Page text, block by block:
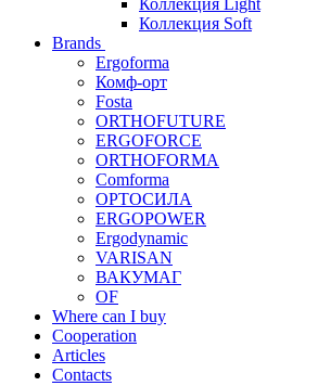
Коллекция Light
Коллекция Soft
Brands
Ergoforma
Комф-орт
Fosta
ORTHOFUTURE
ERGOFORCE
ORTHOFORMA
Comforma
ОРТОСИЛА
ERGOPOWER
Ergodynamic
VARISAN
ВАКУМАГ
OF
Where can I buy
Cooperation
Articles
Contacts